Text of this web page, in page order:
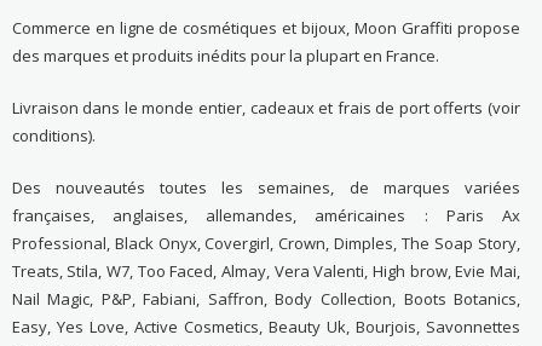
Commerce en ligne de cosmétiques et bijoux, Moon Graffiti propose
des marques et produits inédits pour la plupart en France.
Livraison dans le monde entier, cadeaux et frais de port offerts (voir
conditions).
Des nouveautés toutes les semaines, de marques variées
françaises, anglaises, allemandes, américaines : Paris Ax
Professional, Black Onyx, Covergirl, Crown, Dimples, The Soap Story,
Treats, Stila, W7, Too Faced, Almay, Vera Valenti, High brow, Evie Mai,
Nail Magic, P&P, Fabiani, Saffron, Body Collection, Boots Botanics,
Easy, Yes Love, Active Cosmetics, Beauty Uk, Bourjois, Savonnettes